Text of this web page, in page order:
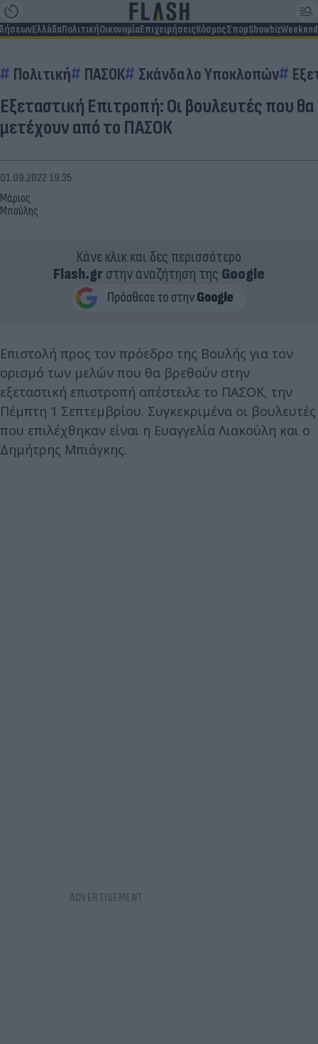
ΕλλάδαΠολιτικήΟικονομίαΕπιχειρήσειςΚόσμοςΣπορShowbizWeekend
Πολιτική ΠΑΣΟΚ Σκάνδαλο Υποκλοπών
Εξεταστική Επιτροπή: Οι βουλευτές που θα
μετέχουν από το ΠΑΣΟΚ
Μάριος
Μπούλης
01.09.2022 19:35
Κάνε κλικ και δες περισσότερο
Flash.grστην αναζήτηση της Google
Επιστολή προς τον πρόεδρο της Βουλής για τον
ορισμό των μελών που θα βρεθούν στην
εξεταστική επιστροπή απέστειλε το ΠΑΣΟΚ, την
Πέμπτη 1 Σεπτεμβρίου. Συγκεκριμένα οι βουλευτές
που επιλέχθηκαν είναι η Ευαγγελία Λιακούλη και ο
Δημήτρης Μπιάγκης.